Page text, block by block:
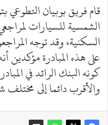
قام فريق بوبيان التطوعي
الشمسية للسيارات لمراجعي
السكنية، وقد توجه
على هذه المبادرة مؤكدين
كونه البنك الرائد في
والأقرب دائما إلى مختلف